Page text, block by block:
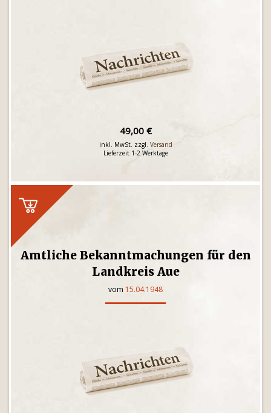
49,00 €
inkl. MwSt. zzgl. Versand
Lieferzeit 1-2 Werktage
Amtliche Bekanntmachungen für den
Landkreis Aue
vom 15.04.1948